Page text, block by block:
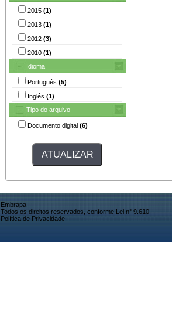
2015 (1)
2013 (1)
2012 (3)
2010 (1)
Idioma
Português (5)
Inglês (1)
Tipo do arquivo
Documento digital (6)
Embrapa
Todos os direitos reservados, conforme Lei n° 9.610
Política de Privacidade